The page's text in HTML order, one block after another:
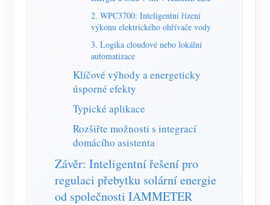
Řídicí systém PV ohřívače
Tovární energetické monitorování
Rychlý start produktu
Dokument
FAQ
Zprávy
Blogy
Společenství
Vývojář
Prozkoumat
Program odměn
Kontakt
O nás
2. WPC3700: Inteligentní řízení
výkonu elektrického ohřívače vody
3. Logika cloudové nebo lokální
automatizace
Klíčové výhody a energeticky
úsporné efekty
Typické aplikace
Rozšiřte možnosti s integrací
domácího asistenta
Závěr: Inteligentní řešení pro
regulaci přebytku solární energie
od společnosti IAMMETER